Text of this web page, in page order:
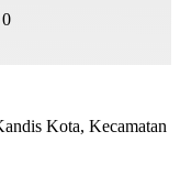
0
Kota, Kecamatan